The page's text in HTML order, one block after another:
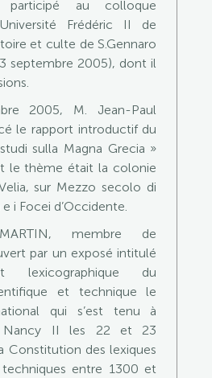
participé au colloque
Frédéric II de
et culte de S.Gennaro
septembre 2005), dont il
2005, M. Jean-Paul
le rapport introductif du
sulla Magna Grecia »
le thème était la colonie
sur Mezzo secolo di
i Focei d’Occidente.
membre de
par un exposé intitulé
lexicographique du
et technique le
qui s’est tenu à
Nancy II les 22 et 23
Constitution des lexiques
entre 1300 et